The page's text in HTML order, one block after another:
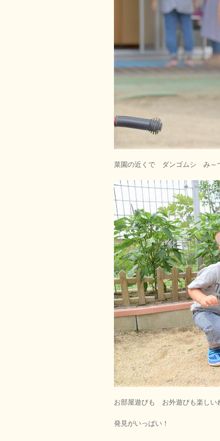
菜園の近くで ダンゴムシ み～
お部屋遊びも お外遊びも楽しい
発見がいっぱい！